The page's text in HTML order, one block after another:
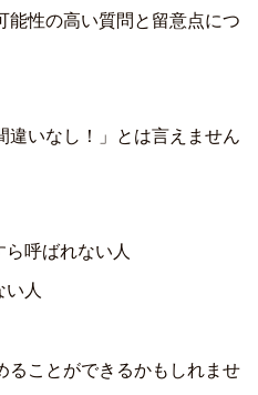
性の高い質問と留意点につ
違いなし！」とは言えません
呼ばれない人
人
ることができるかもしれませ